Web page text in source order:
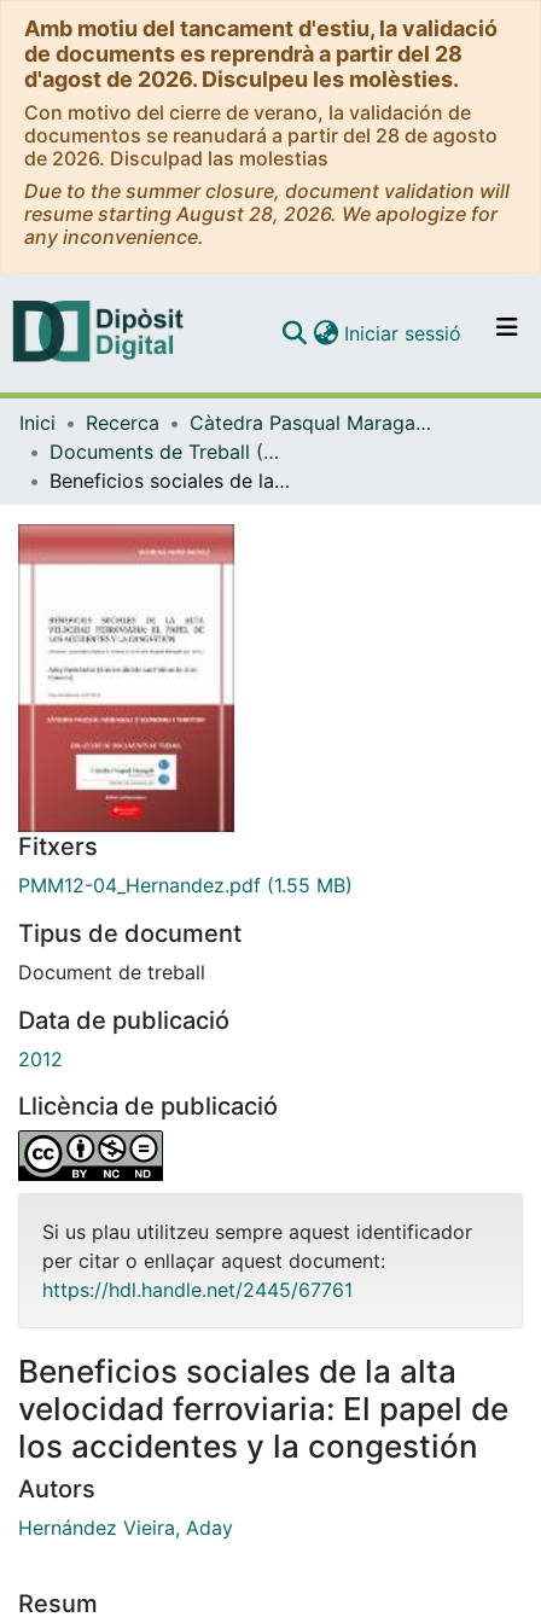
Amb motiu del tancament d'estiu, la validació
de documents es reprendrà a partir del 28
d'agost de 2026. Disculpeu les molèsties.
Con motivo del cierre de verano, la validación de
documentos se reanudará a partir del 28 de agosto
de 2026. Disculpad las molestias
Due to the summer closure, document validation will
resume starting August 28, 2026. We apologize for
any inconvenience.
Navega per tot el DD
Com publicar
Iniciar sessió (current)
Inici Recerca
Càtedra Pasqual Maragall d'Economia i Territori
Documents de Treball (Càtedra Pasqual Maragall d'Economia i Territori)
Beneficios sociales de la alta velocidad ferroviaria: El papel de los accidentes y la congestión
Fitxers
PMM12-04_Hernandez.pdf (1.55 MB)
Tipus de document
Document de treball
Data de publicació
2012
Llicència de publicació
Si us plau utilitzeu sempre aquest identificador
per citar o enllaçar aquest document:
https://hdl.handle.net/2445/67761
Beneficios sociales de la alta
velocidad ferroviaria: El papel de
los accidentes y la congestión
Autors
Hernández Vieira, Aday
Resum